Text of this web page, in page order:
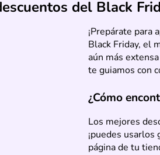
del Black
¡Prepárate para
Black Friday, el
aún más
te guiamos con
¿Cómo
Los mejores
¡puedes usarlos
página de tu